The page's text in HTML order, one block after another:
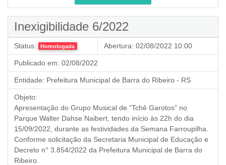
Inexigibilidade 6/2022
Status: Homologada Abertura: 02/08/2022 10:00
Publicado em: 02/08/2022
Entidade: Prefeitura Municipal de Barra do Ribeiro - RS
Objeto:
Apresentação do Grupo Musical de “Tchê Garotos” no
Parque Walter Dahse Naibert, tendo início às 22h do dia
15/09/2022, durante as festividades da Semana Farroupilha.
Conforme solicitação da Secretaria Municipal de Educação e
Decreto n° 3.854/2022 da Prefeitura Municipal de Barra do
Ribeiro.